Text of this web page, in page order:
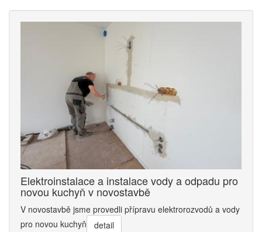
Elektroinstalace a instalace vody a odpadu pro
novou kuchyň v novostavbě
V novostavbě jsme provedli přípravu elektrorozvodů a vody
pro novou kuchyň
detail